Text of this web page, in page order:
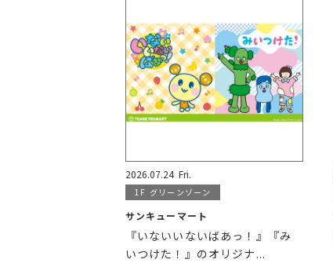
2026.07.24 Fri.
1F グリーンゾーン
サンキューマート
『いないいないばあっ！』『み
いつけた！』のオリジナ...